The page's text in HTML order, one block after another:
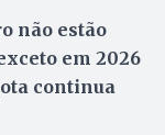
não estão
em 2026
continua